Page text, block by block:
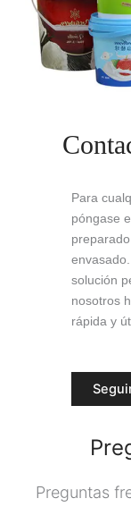
Para
póngase
solución
nosotros
rápida y
Preguntas